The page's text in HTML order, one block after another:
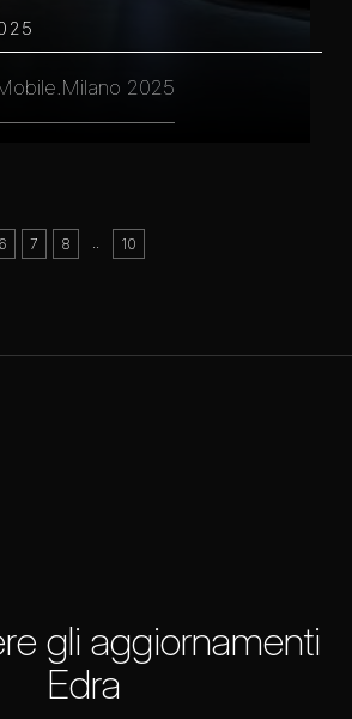
2025
6 7 8 10
gli aggiornamenti
Edra